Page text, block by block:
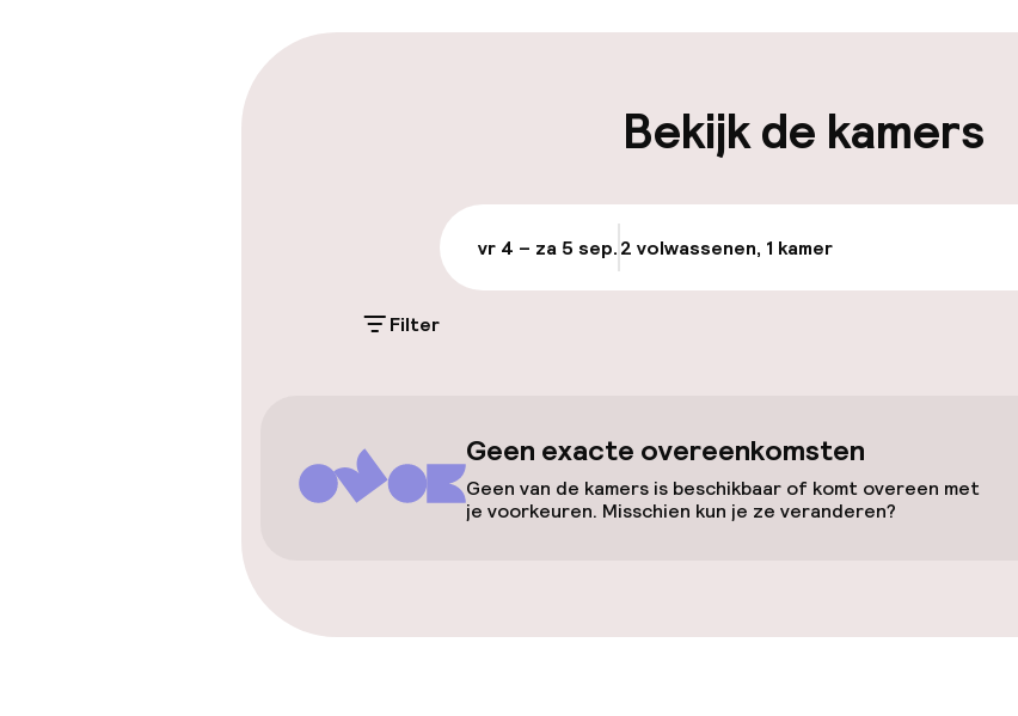
Parkeergelegenheid op eigen
Mogelijk extra kosten
Openbaar parkeren
Overal rolstoeltoegankelijk
Lift
Bekijk de kamers
vr 4 – za 5 sep.2 volwassenen, 1 kamer
Filter
Geen exacte overeenkomsten
Geen van de kamers is beschikbaar of komt overeen met
je voorkeuren. Misschien kun je ze veranderen?